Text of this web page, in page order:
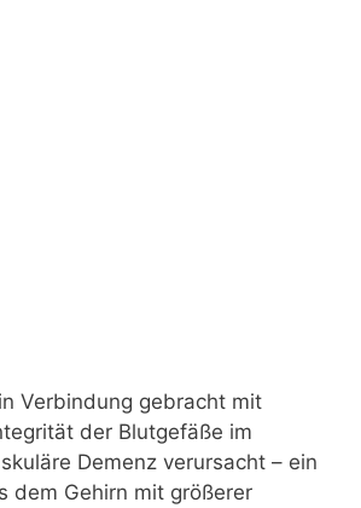
Verbindung gebracht mit
der Blutgefäße im
Demenz verursacht – ein
dem Gehirn mit größerer